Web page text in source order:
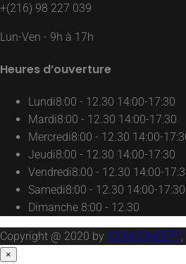
+(216) 98 227 039
Lun-Ven - 9h à 17h
Heures d’ouverture
Lundi8:00 - 12.30 14:00-17:30
Mardi8:00 - 12.30 14:00-17:30
Mercredi8:00 - 12.30 14:00-
Jeudi8:00 - 12.30 14:00-17:30
Vendredi8:00 - 12.30 14:00-
Samedi8:00 - 12.30 14:00-17:30
Dimanche 8:00 - 12.30
Copyright @ 2020 by ICONCONCEPT
×